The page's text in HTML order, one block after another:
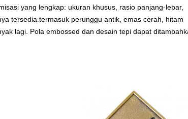
yang lengkap: ukuran khusus, rasio panjang-lebar,
tersedia.termasuk perunggu antik, emas cerah, hitam
lagi. Pola embossed dan desain tepi dapat